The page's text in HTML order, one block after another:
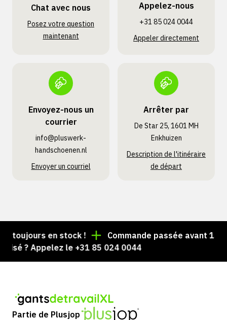
Chat avec nous
Posez votre question
maintenant
Appelez-nous
+31 85 024 0044
Appeler directement
Envoyez-nous un
courrier
info@pluswerk­
handschoenen.nl
Envoyer un courriel
Arrêter par
De Star 25, 1601 MH
Enkhuizen
Description de l'itinéraire
de départ
en stock !
Commande passée avant 15 h =
? Appelez le +31 85 024 0044
Partie de Plusjop